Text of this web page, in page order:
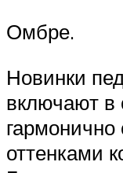
Омбре.
Новинки
включают в
оттенками